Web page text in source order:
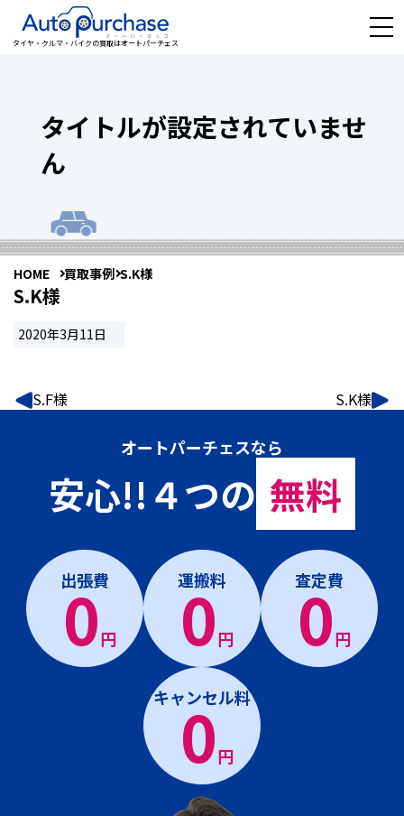
タイヤ・クルマ・バイクの買取はオートパーチェス
タイトルが設定されていませ
ん
HOME 買取事例 S.K様
S.K様
2020年3月11日
S.F様 S.K様
オートパーチェスなら
安心!!４つの 無料
出張費
0円
運搬料
0円
査定費
0円
キャンセル料
0円